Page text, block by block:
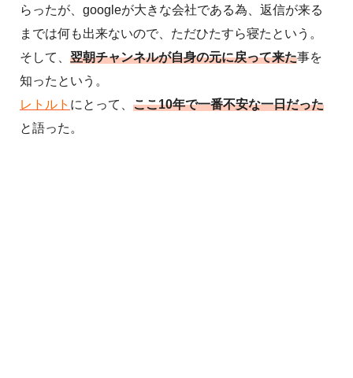
らったが、googleが大きな会社である為、返信が来る
までは何も出来ないので、ただひたすら寝たという。
そして、 翌朝チャンネルが自身の元に戻って来た事を
知ったという。
レトルト にとって、 ここ10年で一番不安な一日だった
と語った。